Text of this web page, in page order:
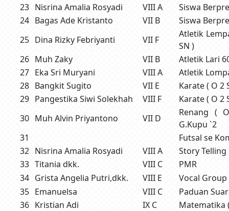
23 Nisrina Amalia Rosyadi VIII A
Siswa
24 Bagas Ade Kristanto VII B
Siswa
25 Dina Rizky Febriyanti VII F
Atletik
SN )
26 Muh Zaky VII B
Atletik Lari
27 Eka Sri Muryani VIII A
Atletik
28 Bangkit Sugito VII E
Karate ( O 2
29 Pangestika Siwi Solekhah VIII F
Karate ( O 2
30 Muh Alvin Priyantono VII D
Renang (
G.Kupu `2
31
Futsal se
32 Nisrina Amalia Rosyadi VIII A
Story Telling
33 Titania dkk. VIII C
PMR
34 Grista Angelia Putri,dkk. VIII E
Vocal Group
35 Emanuelsa VIII C
Paduan
36 Kristian Adi IX C
Matematika